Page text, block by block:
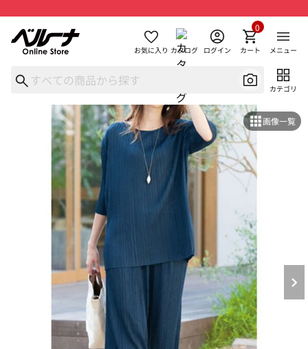
お気に入り カタログ ログイン カート
0
メニュー
カテゴリ
画像一覧